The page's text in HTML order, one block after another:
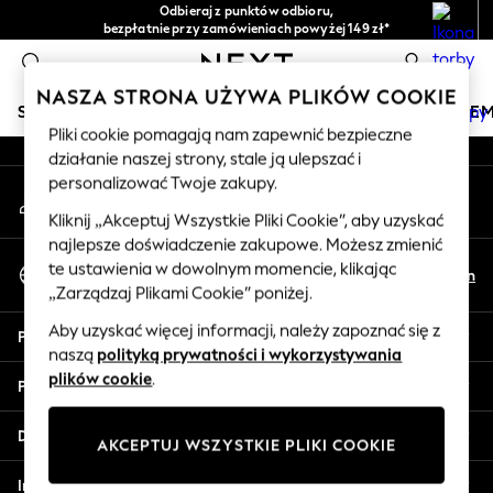
Odbieraj z punktów odbioru,
bezpłatnie przy zamówieniach powyżej 149 zł*
Łatwe zwroty*
0
SKLEP WAKACYJNY
HOLIDAY SHOP
Women's Holiday Shop
All Swimwear
All Beachwear
Bags & Accessories
Beach Dresses & Kaftans
Dresses
Flip Flops
Sliders
Jumpsuits & Playsuits
Sandals
Shorts
An error occurred on client
Nasze media społecznościowe
Moje konto
Zaloguj się na swoje konto
Wybierz Język
Polski
En
Pomoc
Prywatność i zasady prawne
Działy
Inne usługi
NASZA STRONA UŻYWA PLIKÓW COOKIE
Pliki cookie pomagają nam zapewnić bezpieczne
działanie naszej strony, stale ją ulepszać i
personalizować Twoje zakupy.
Kliknij „Akceptuj Wszystkie Pliki Cookie”, aby uzyskać
najlepsze doświadczenie zakupowe. Możesz zmienić
te ustawienia w dowolnym momencie, klikając
„Zarządzaj Plikami Cookie” poniżej.
Aby uzyskać więcej informacji, należy zapoznać się z
naszą polityką prywatności i wykorzystywania
plików cookie.
AKCEPTUJ WSZYSTKIE PLIKI COOKIE